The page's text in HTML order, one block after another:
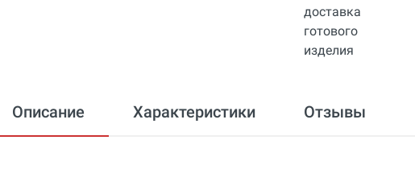
Описание Характеристики Отзывы